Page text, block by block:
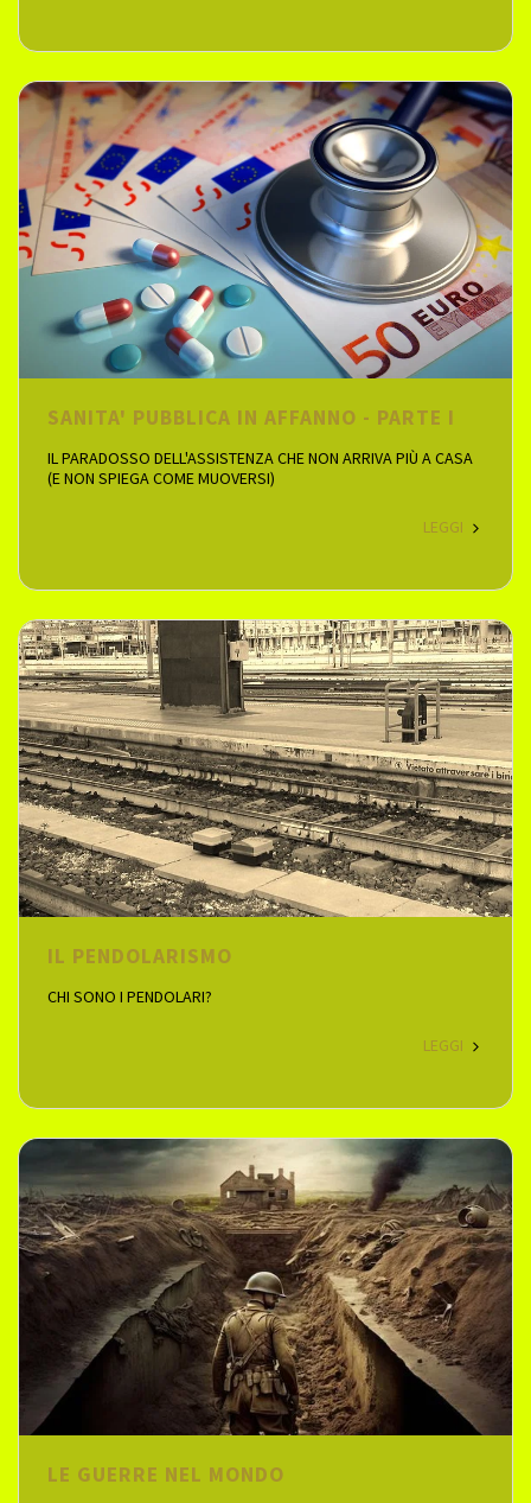
SANITA' PUBBLICA IN AFFANNO - PARTE I
IL PARADOSSO DELL'ASSISTENZA CHE NON ARRIVA PIÙ A CASA
(E NON SPIEGA COME MUOVERSI)
LEGGI
IL PENDOLARISMO
CHI SONO I PENDOLARI?
LEGGI
LE GUERRE NEL MONDO